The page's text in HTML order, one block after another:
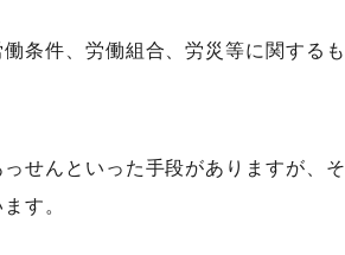
条件、労働組合、労災等に関するも
せんといった手段がありますが、そ
す。